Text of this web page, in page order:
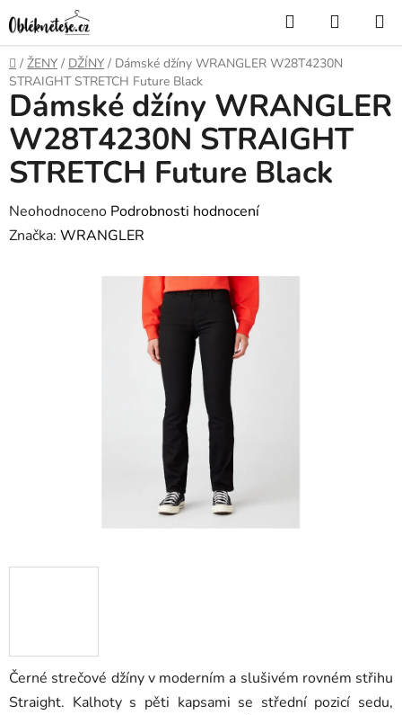
na
obsah
Hledat
KOŠÍK
Domů
/ ŽENY / DŽÍNY / Dámské džíny WRANGLER W28T4230N
STRAIGHT STRETCH Future Black
Černé strečové džíny v moderním a slušivém rovném střihu
Straight. Kalhoty s pěti kapsami se střední pozicí sedu,
Dámské džíny WRANGLER
W28T4230N STRAIGHT
STRETCH Future Black
Průměrné
hodnocení
Neohodnoceno Podrobnosti hodnocení
Značka: WRANGLER